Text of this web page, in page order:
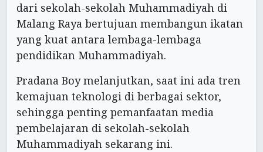
dari sekolah-sekolah Muhammadiyah di
Malang Raya bertujuan membangun ikatan
yang kuat antara lembaga-lembaga
pendidikan Muhammadiyah.
Pradana Boy melanjutkan, saat ini ada tren
kemajuan teknologi di berbagai sektor,
sehingga penting pemanfaatan media
pembelajaran di sekolah-sekolah
Muhammadiyah sekarang ini.